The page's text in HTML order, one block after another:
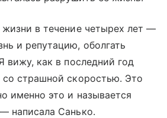
в течение четырех лет —
и репутацию, оболгать
вижу, как в последний год
со страшной скоростью. Это
именно это и называется
написала Санько.